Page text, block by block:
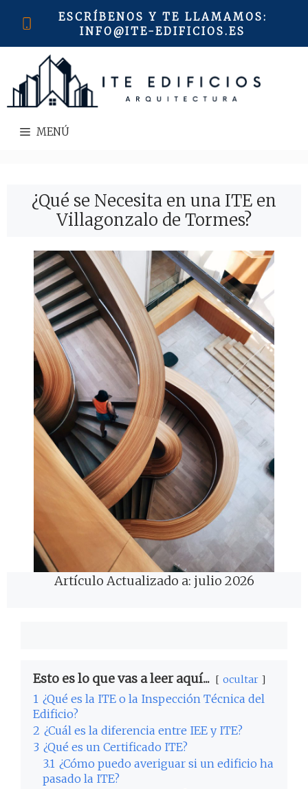
ESCRÍBENOS Y TE LLAMAMOS:
INFO@ITE-EDIFICIOS.ES
MENÚ
¿Qué se Necesita en una ITE en
Villagonzalo de Tormes?
Artículo Actualizado a: julio 2026
Esto es lo que vas a leer aquí... ocultar
1 ¿Qué es la ITE o la Inspección Técnica del
Edificio?
2 ¿Cuál es la diferencia entre IEE y ITE?
3 ¿Qué es un Certificado ITE?
3.1 ¿Cómo puedo averiguar si un edificio ha
pasado la ITE?